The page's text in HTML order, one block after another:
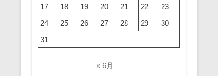
17
18 19 20 21 22
23
24
25 26 27 28 29
30
31
« 6月